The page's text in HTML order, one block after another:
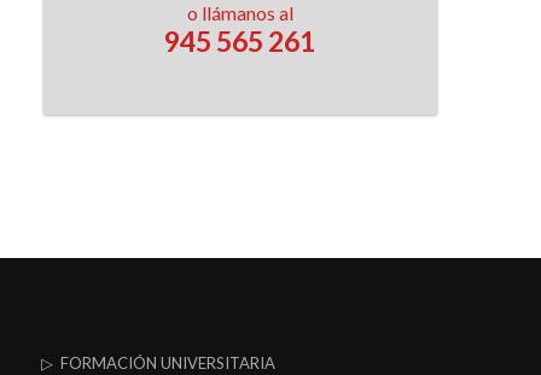
o llámanos al
945 565 261
▷ FORMACIÓN UNIVERSITARIA